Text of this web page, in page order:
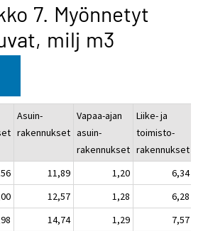
7. Myönnetyt
milj m3
Asuin-
rakennukset
Vapaa-ajan
asuin-
rakennukset
Liike- ja
toimisto-
rakennukset
11,89 1,20
6,34
12,57 1,28
6,28
14,74 1,29
7,57